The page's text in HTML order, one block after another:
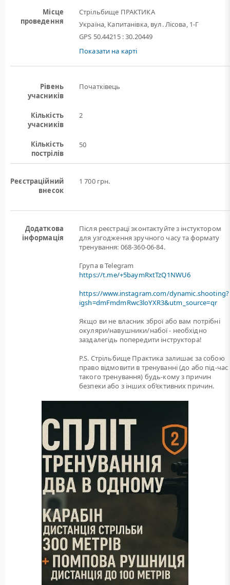
Місце
проведення
Стрільбище ПРАКТИКА
Україна, Капитанівка, вул. Лісова, 1-Г
GPS 50.44215 : 30.20449
Показати на карті
Рівень
учасників
Початківець
Кількість
учасників
2
Кількість
пострілів
50
Реєстраційний
внесок
1 700 грн.
Додаткова
інформація
Після реєстрацї зконтактуйте з інстуктором
для узгодження зручного часу та формату
тренування: 068-360-06-84.
Група в Telegram
https://t.me/+5baymRxtTzQ1NWU6
https://www.instagram.com/dynamic.shooting?
igsh=dmFmdmRwc3loYXR3&utm_source=qr
Якщо ви не власник зброї або вам потрiбнi
окуляри/навушники/набої - необхідно
заздалегідь попередити інструктора!
P.S. Стрільбище Практика залишає за собою
право відмовити в тренуванні (до або під-час
такого тренування) будь-кому з причин
безпеки або з інших об’єктивних причин.